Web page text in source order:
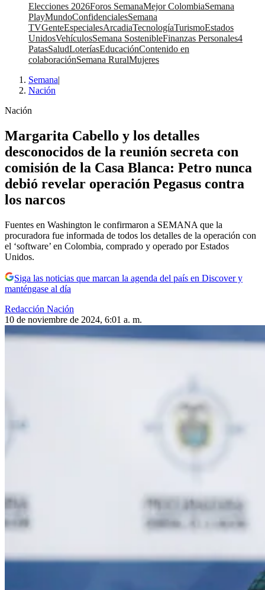
Elecciones 2026Foros SemanaMejor ColombiaSemana
PlayMundoConfidencialesSemana
TVGenteEspecialesArcadiaTecnologíaTurismoEstados
UnidosVehículosSemana SostenibleFinanzas Personales4
PatasSaludLoteríasEducaciónContenido en
colaboraciónSemana RuralMujeres
Semana|
Nación
Nación
Margarita Cabello y los detalles
desconocidos de la reunión secreta con
comisión de la Casa Blanca: Petro nunca
debió revelar operación Pegasus contra
los narcos
Fuentes en Washington le confirmaron a SEMANA que la
procuradora fue informada de todos los detalles de la operación con
el ‘software’ en Colombia, comprado y operado por Estados
Unidos.
Siga las noticias que marcan la agenda del país en Discover y
manténgase al día
Redacción Nación
10 de noviembre de 2024, 6:01 a. m.